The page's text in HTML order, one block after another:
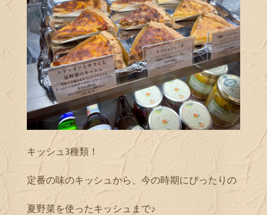
キッシュ3種類！
定番の味のキッシュから、今の時期にぴったりの
夏野菜を使ったキッシュまで♪